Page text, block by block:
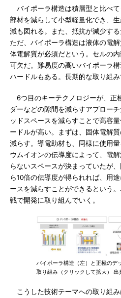
バイポーラ構造は積層型と比べ
部材を減らして小型軽量化でき、
減も図れる。また、抵抗が減少す
ただ、バイポーラ構造は液体の電
体電解質が必須だという。セルの
可欠だ。難易度の高いバイポーラ
ハードルもある。長期的な取り組み
6つ目のキーテクノロジーが、正
ダーなどの隙間を減らすアプロー
ッドスペースを減らすことで高容
ードルが高い。まずは、固体電解
減らす。導電助材も、同様に使用
ウムイオンの伝導度によって、電
らないスペースが決まっていたが
ら10倍の伝導度が得られれば、用
ースを減らすことができるという
戦で開発に取り組んでいく。
バイポーラ構造（左）と正極のデ
取り組み（クリックして拡大） 出
こうした技術テーマへの取り組